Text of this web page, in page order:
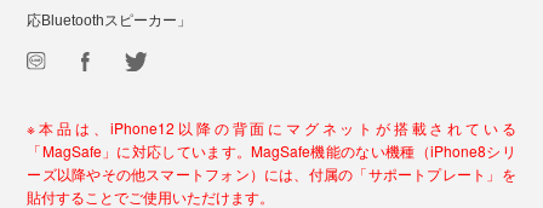
応Bluetoothスピーカー」
※本品は、iPhone12以降の背面にマグネットが搭載されている
「MagSafe」に対応しています。MagSafe機能のない機種（iPhone8シリ
ーズ以降やその他スマートフォン）には、付属の「サポートプレート」を
貼付することでご使用いただけます。